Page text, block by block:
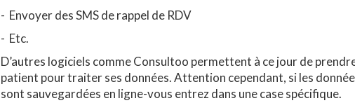
- Envoyer des SMS de rappel de RDV
- Etc.
D’autres logiciels comme Consultoo permettent à ce jour de
patient pour traiter ses données. Attention cependant, si les
sont sauvegardées en ligne-vous entrez dans une case spécifique.